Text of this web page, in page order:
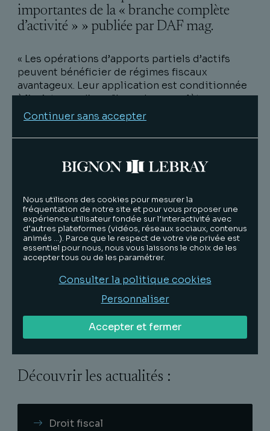
importantes de la « branche complète
d’activité » » publiée par DAF mag.
« Les opérations d’apports partiels d’actifs
peuvent bénéficier de régimes fiscaux
avantageux. Leur application est conditionnée
à l’existence d’une "branche complète
d’activité". Retour sur cette notion parfois
floue pour les entreprises, au regard de la
jurisprudence et de la doctrine fiscale [...] »
Cliquez ici pour lire l’article dans son
intégralité.
François
Vignalou
Associé
Découvrir les actualités :
Droit fiscal
Continuer sans accepter
Nous utilisons des cookies pour mesurer la
fréquentation de notre site et pour vous proposer une
expérience utilisateur fondée sur l’interactivité avec
d’autres plateformes (vidéos, réseaux sociaux, contenus
animés …). Parce que le respect de votre vie privée est
essentiel pour nous, nous vous laissons le choix de les
accepter tous ou de les paramétrer.
Consulter la politique cookies
Personnaliser
Accepter et fermer